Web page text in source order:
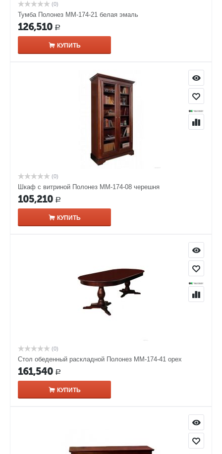
(0)
Тумба Полонез ММ-174-21 белая эмаль
126,510 Р
КУПИТЬ
(0)
Шкаф с витриной Полонез ММ-174-08 черешня
105,210 Р
КУПИТЬ
(0)
Стол обеденный раскладной Полонез ММ-174-41 орех
161,540 Р
КУПИТЬ